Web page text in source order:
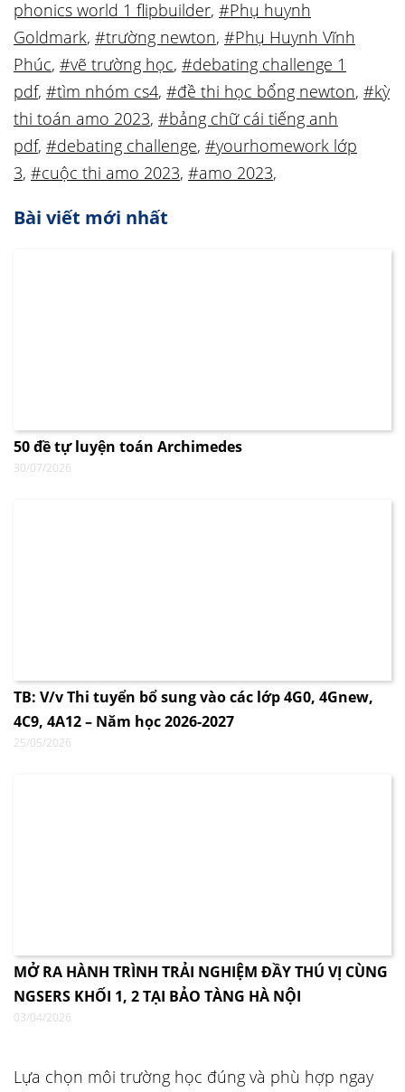
phonics world 1 flipbuilder, #Phụ huynh
Goldmark, #trường newton, #Phụ Huynh Vĩnh
Phúc, #vẽ trường học, #debating challenge 1
pdf, #tìm nhóm cs4, #đề thi học bổng newton, #kỳ
thi toán amo 2023, #bảng chữ cái tiếng anh
pdf, #debating challenge, #yourhomework lớp
3, #cuộc thi amo 2023, #amo 2023,
Bài viết mới nhất
50 đề tự luyện toán Archimedes
30/07/2026
TB: V/v Thi tuyển bổ sung vào các lớp 4G0, 4Gnew,
4C9, 4A12 – Năm học 2026-2027
25/05/2026
MỞ RA HÀNH TRÌNH TRẢI NGHIỆM ĐẦY THÚ VỊ CÙNG
NGSERS KHỐI 1, 2 TẠI BẢO TÀNG HÀ NỘI
03/04/2026
Lựa chọn môi trường học đúng và phù hợp ngay